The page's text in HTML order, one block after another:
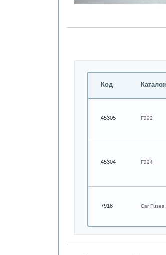
Код
45305 F222
45304 F224
7918 Car Fuses